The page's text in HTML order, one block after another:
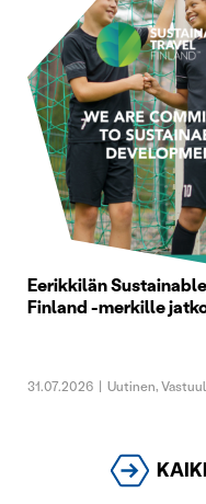
Eerikkilän
Finland -merkille
31.07.2026 Uutinen,